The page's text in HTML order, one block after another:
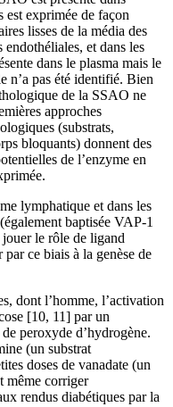
est exprimée de façon
lisses de la média des
endothéliales, et dans les
dans le plasma mais le
n’a pas été identifié. Bien
de la SSAO ne
approches
(substrats,
bloquants) donnent des
de l’enzyme en
lymphatique et dans les
baptisée VAP-1
le rôle de ligand
ce biais à la genèse de
dont l’homme, l’activation
[10, 11] par un
peroxyde d’hydrogène.
(un substrat
doses de vanadate (un
même corriger
rendus diabétiques par la